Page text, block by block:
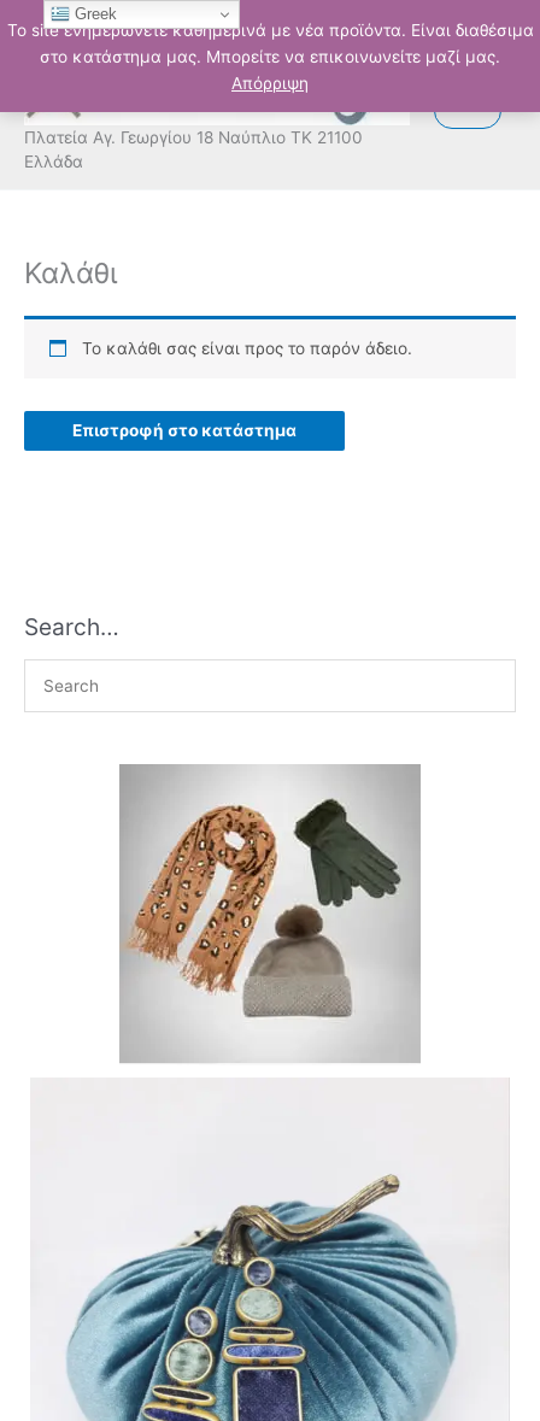
Το site ενημερώνετε καθημερινά με νέα προϊόντα. Είναι διαθέσιμα
στο κατάστημα μας. Μπορείτε να επικοινωνείτε μαζί μας.
Απόρριψη
Μετάβαση
στο
περιεχόμενο
Πλατεία Αγ. Γεωργίου 18 Ναύπλιο ΤΚ 21100
Ελλάδα
Καλάθι
Το καλάθι σας είναι προς το παρόν άδειο.
Επιστροφή στο κατάστημα
Search…
Greek